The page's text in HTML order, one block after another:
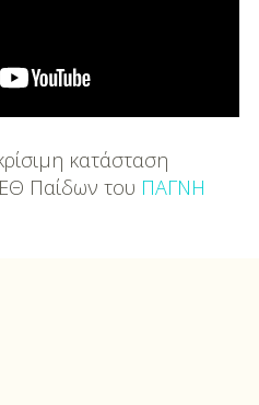
κατάσταση
Παίδων του ΠΑΓΝΗ